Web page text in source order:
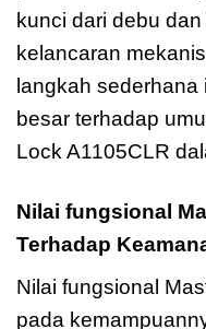
kunci dari debu
kelancaran
langkah sederhana
besar terhadap
Lock A1105CLR
Nilai fungsional
Terhadap
Nilai fungsional
pada